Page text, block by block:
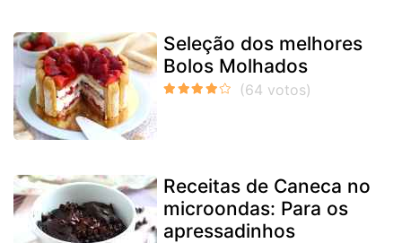
Seleção dos melhores
Bolos Molhados
Receitas de Caneca no
microondas: Para os
apressadinhos